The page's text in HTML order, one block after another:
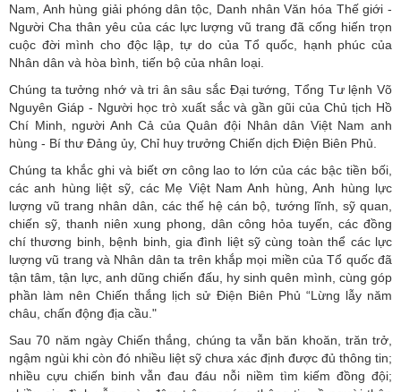
Nam, Anh hùng giải phóng dân tộc, Danh nhân Văn hóa Thế giới -
Người Cha thân yêu của các lực lượng vũ trang đã cống hiến trọn
cuộc đời mình cho độc lập, tự do của Tổ quốc, hạnh phúc của
Nhân dân và hòa bình, tiến bộ của nhân loại.
Chúng ta tưởng nhớ và tri ân sâu sắc Đại tướng, Tổng Tư lệnh Võ
Nguyên Giáp - Người học trò xuất sắc và gần gũi của Chủ tịch Hồ
Chí Minh, người Anh Cả của Quân đội Nhân dân Việt Nam anh
hùng - Bí thư Đảng ủy, Chỉ huy trưởng Chiến dịch Điện Biên Phủ.
Chúng ta khắc ghi và biết ơn công lao to lớn của các bậc tiền bối,
các anh hùng liệt sỹ, các Mẹ Việt Nam Anh hùng, Anh hùng lực
lượng vũ trang nhân dân, các thế hệ cán bộ, tướng lĩnh, sỹ quan,
chiến sỹ, thanh niên xung phong, dân công hỏa tuyến, các đồng
chí thương binh, bệnh binh, gia đình liệt sỹ cùng toàn thể các lực
lượng vũ trang và Nhân dân ta trên khắp mọi miền của Tổ quốc đã
tận tâm, tận lực, anh dũng chiến đấu, hy sinh quên mình, cùng góp
phần làm nên Chiến thắng lịch sử Điện Biên Phủ “Lừng lẫy năm
châu, chấn động địa cầu."
Sau 70 năm ngày Chiến thắng, chúng ta vẫn băn khoăn, trăn trở,
ngậm ngùi khi còn đó nhiều liệt sỹ chưa xác định được đủ thông tin;
nhiều cựu chiến binh vẫn đau đáu nỗi niềm tìm kiếm đồng đội;